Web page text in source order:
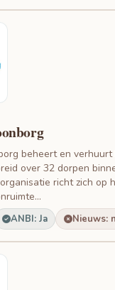
beheert en verhuurt
over 32 dorpen
richt zich op
ANBI: Ja Nieuws: